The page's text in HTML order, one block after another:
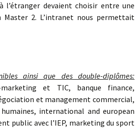
l’étranger devaient choisir entre une
2. L’intranet nous permettait
ainsi que des double-diplômes:
et TIC, banque finance,
et management commercial,
international and european
public avec l’IEP, marketing du sport